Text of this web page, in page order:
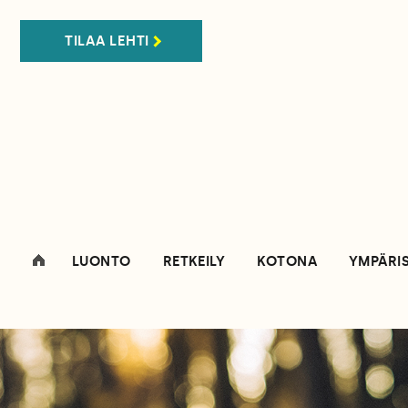
TILAA LEHTI
LUONTO RETKEILY KOTONA